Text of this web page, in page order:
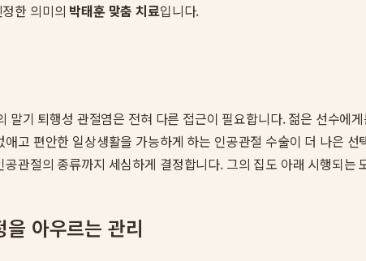
한 의미의 박태훈 맞춤 치료입니다.
기 퇴행성 관절염은 전혀 다른 접근이 필요합니다. 젊은 선수에
고 편안한 일상생활을 가능하게 하는 인공관절 수술이 더 나은
관절의 종류까지 세심하게 결정합니다. 그의 집도 아래 시행되는
아우르는 관리